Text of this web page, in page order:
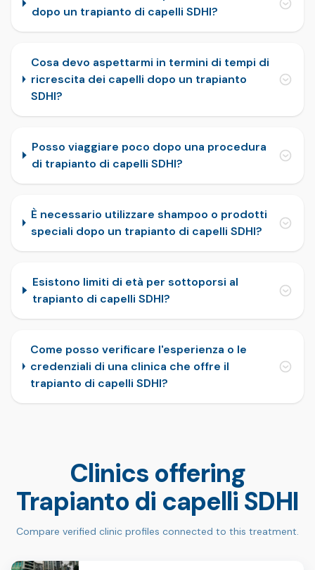
dopo un trapianto di capelli SDHI?
Cosa devo aspettarmi in termini di tempi di
ricrescita dei capelli dopo un trapianto
SDHI?
Posso viaggiare poco dopo una procedura
di trapianto di capelli SDHI?
È necessario utilizzare shampoo o prodotti
speciali dopo un trapianto di capelli SDHI?
Esistono limiti di età per sottoporsi al
trapianto di capelli SDHI?
Come posso verificare l'esperienza o le
credenziali di una clinica che offre il
trapianto di capelli SDHI?
Clinics offering
Trapianto di capelli SDHI
Compare verified clinic profiles connected to this treatment.